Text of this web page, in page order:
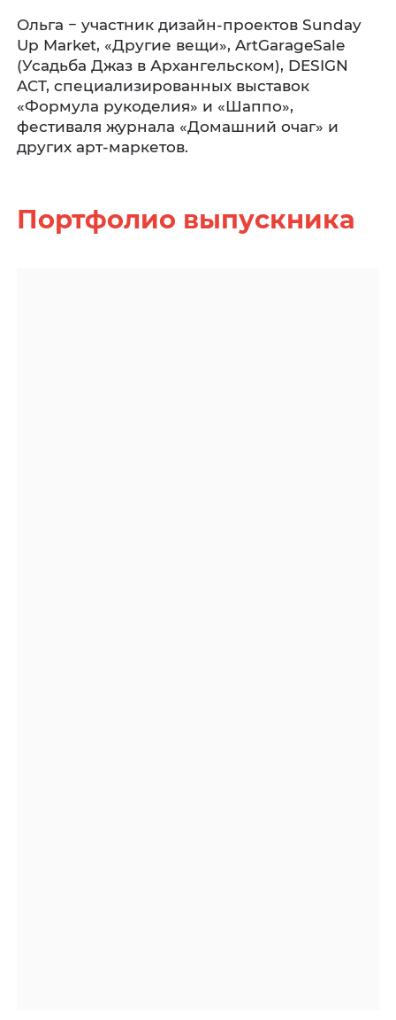
Ольга − участник дизайн-проектов Sunday
Up Market, «Другие вещи», ArtGarageSale
(Усадьба Джаз в Архангельском), DESIGN
ACT, специализированных выставок
«Формула рукоделия» и «Шаппо»,
фестиваля журнала «Домашний очаг» и
других арт-маркетов.
Портфолио выпускника